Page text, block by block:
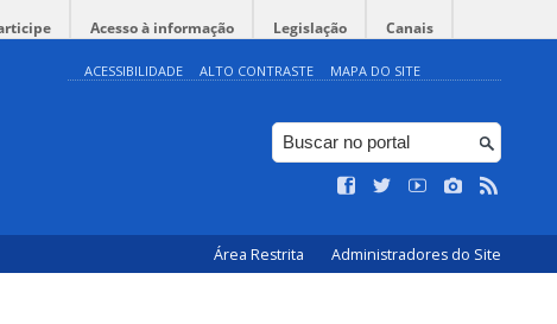
Acesso à informação Legislação Canais
ACESSIBILIDADE ALTO CONTRASTE MAPA DO SITE
Área Restrita Administradores do Site